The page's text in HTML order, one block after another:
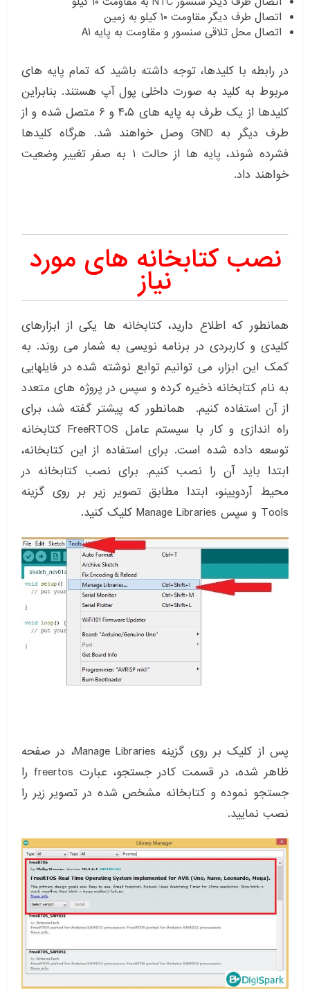
اتصال طرف دیگر مقاومت ۱۰ کیلو به زمین
اتصال محل تلاقی سنسور و مقاومت به پایه A1
در رابطه با کلیدها، توجه داشته باشید که تمام پایه های
مربوط به کلید به صورت داخلی پول آپ هستند. بنابراین
کلیدها از یک طرف به پایه های ۴،۵ و ۶ متصل شده و از
طرف دیگر به GND وصل خواهند شد. هرگاه کلیدها
فشرده شوند، پایه ها از حالت ۱ به صفر تغییر وضعیت
خواهند داد.
نصب کتابخانه های مورد
نیاز
همانطور که اطلاع دارید، کتابخانه ها یکی از ابزارهای
کلیدی و کاربردی در برنامه نویسی به شمار می روند. به
کمک این ابزار، می توانیم توابع نوشته شده در فایلهایی
به نام کتابخانه ذخیره کرده و سپس در پروژه های متعدد
از آن استفاده کنیم. همانطور که پیشتر گفته شد، برای
راه اندازی و کار با سیستم عامل FreeRTOS کتابخانه
توسعه داده شده است. برای استفاده از این کتابخانه،
ابتدا باید آن را نصب کنیم. برای نصب کتابخانه در
محیط آردویینو، ابتدا مطابق تصویر زیر بر روی گزینه
Tools و سپس Manage Libraries کلیک کنید.
پس از کلیک بر روی گزینه Manage Libraries، در صفحه
ظاهر شده، در قسمت کادر جستجو، عبارت freertos را
جستجو نموده و کتابخانه مشخص شده در تصویر زیر را
نصب نمایید.